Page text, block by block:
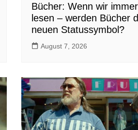
Bücher: Wenn wir
lesen – werden Bücher
neuen Statussymbol?
August 7, 2026